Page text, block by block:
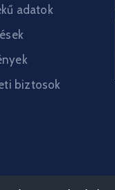
adatok
biztosok